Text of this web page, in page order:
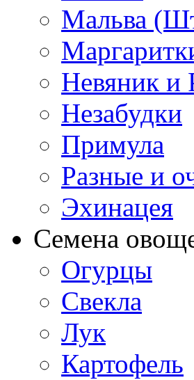
Мальва
Невяник и
Незабудки
Примула
Разные и
Эхинацея
Семена
Огурцы
Свекла
Лук
Картофель